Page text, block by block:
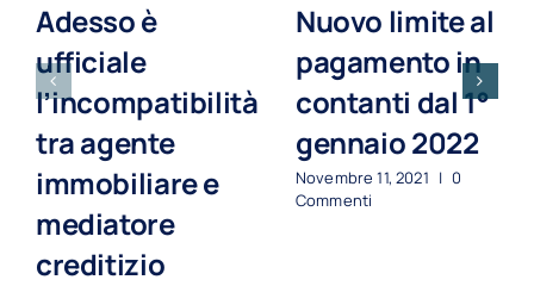
Adesso è
ufficiale
l’incompatibilità
tra agente
immobiliare e
mediatore
creditizio
Nuovo limite al
pagamento in
contanti dal 1°
gennaio 2022
Novembre 11, 2021 | 0
Commenti